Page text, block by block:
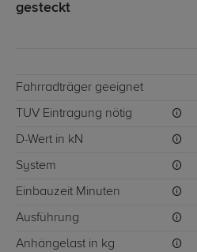
gesteckt
Fahrradträger geeignet
TÜV Eintragung nötig
D-Wert in kN
System
Einbauzeit Minuten
Ausführung
Anhängelast in kg